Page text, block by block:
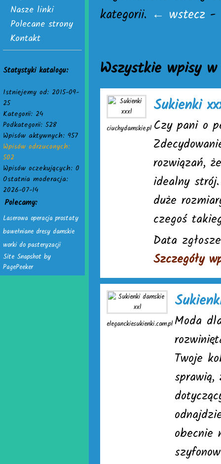
Nasze linki
Polecane strony
Kontakt
Statystyki katalogu:
Istniejemy od: 2015-09-
25
Kategorii: 24
Podkategorii: 528
Wpisów aktywnych: 957
Wpisów odrzuconych:
502
Wpisów oczekujących: 0
Ostatnia moderacja:
2026-07-14
Polecamy:
Laserowa operacja prostaty
bawełniane dresy damskie
worki do pasteryzacji
Site Snapshot by
PagePeeker
kategorii. ← wstecz -
Wszystkie wpisy
ciuchydamskie.pl
Sukienki
Czy pani o
rozwiązań,
idealny
duże
czegoś
Data
Szczegóły
eleganckiesukienki.com.pl Moda
Twoje
obecnie